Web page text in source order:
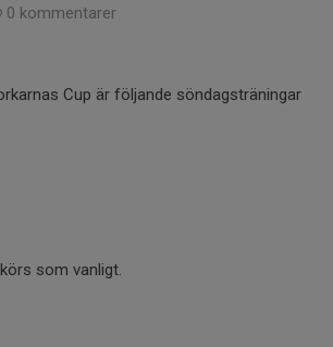
0 kommentarer
Cup är följande söndagsträningar
som vanligt.